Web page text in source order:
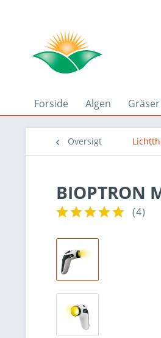
Forside Algen Gräser
Oversigt
BIOPTRON
(4)